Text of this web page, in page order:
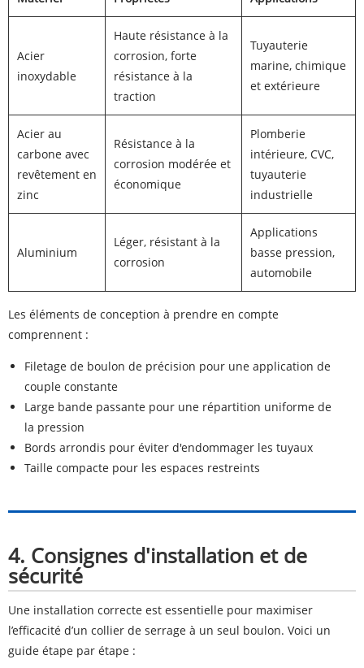
Acier
inoxydable
Haute résistance à la
corrosion, forte
résistance à la
traction
Tuyauterie
marine, chimique
et extérieure
Acier au
carbone avec
revêtement en
zinc
Résistance à la
corrosion modérée et
économique
Plomberie
intérieure, CVC,
tuyauterie
industrielle
Aluminium
Léger, résistant à la
corrosion
Applications
basse pression,
automobile
Les éléments de conception à prendre en compte
comprennent :
Filetage de boulon de précision pour une application de
couple constante
Large bande passante pour une répartition uniforme de
la pression
Bords arrondis pour éviter d'endommager les tuyaux
Taille compacte pour les espaces restreints
4. Consignes d'installation et de
sécurité
Une installation correcte est essentielle pour maximiser
l’efficacité d’un collier de serrage à un seul boulon. Voici un
guide étape par étape :